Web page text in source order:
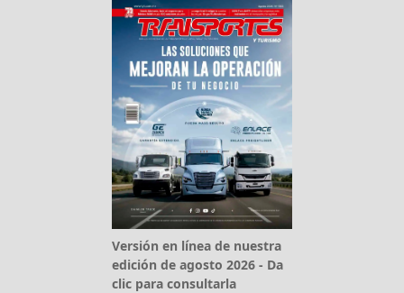
Versión en línea de nuestra
edición de agosto 2026 - Da
clic para consultarla